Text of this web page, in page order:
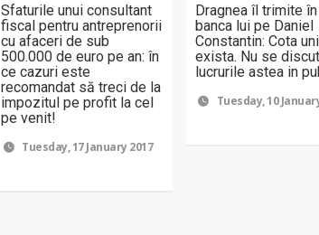
Sfaturile unui consultant
fiscal pentru antreprenorii
cu afaceri de sub
500.000 de euro pe an: în
ce cazuri este
recomandat să treci de la
impozitul pe profit la cel
pe venit!
Tuesday, 17 January 2017
Dragnea îl trimite în
banca lui pe Daniel
Constantin: Cota
exista. Nu se
lucrurile astea in
Tuesday, 10